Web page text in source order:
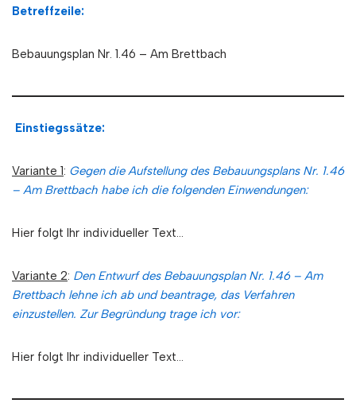
Betreffzeile:
Bebauungsplan Nr. 1.46 – Am Brettbach
Einstiegssätze:
Variante 1: Gegen die Aufstellung des Bebauungsplans Nr. 1.46
– Am Brettbach habe ich die folgenden Einwendungen:
Hier folgt Ihr individueller Text…
Variante 2: Den Entwurf des Bebauungsplan Nr. 1.46 – Am
Brettbach lehne ich ab und beantrage, das Verfahren
einzustellen. Zur Begründung trage ich vor:
Hier folgt Ihr individueller Text…